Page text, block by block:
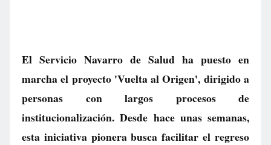
El Servicio Navarro de Salud ha puesto en
marcha el proyecto 'Vuelta al Origen', dirigido a
personas con largos procesos de
institucionalización. Desde hace unas semanas,
esta iniciativa pionera busca facilitar el regreso